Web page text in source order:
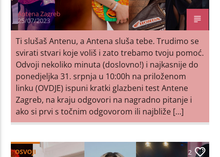
Antena Zagreb
25/07/2023
Ti slušaš Antenu, a Antena sluša tebe. Trudimo se
svirati stvari koje voliš i zato trebamo tvoju pomoć.
Odvoji nekoliko minuta (doslovno!) i najkasnije do
ponedjeljka 31. srpnja u 10:00h na priloženom
linku (OVDJE) ispuni kratki glazbeni test Antene
Zagreb, na kraju odgovori na nagradno pitanje i
ako si prvi s točnim odgovorom ili najbliže […]
OSVOJI 2